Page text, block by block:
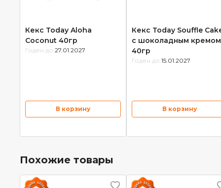
Кекс Today Aloha
Coconut 40гр
Годен до: 27.01.2027
В корзину
Кекс Today Souffle
с шоколадным кремом
40гр
Годен до: 15.01.2027
В корзину
Похожие товары